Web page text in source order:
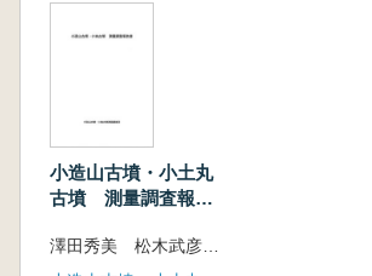
小造山古墳・小土丸
古墳 測量調査報告